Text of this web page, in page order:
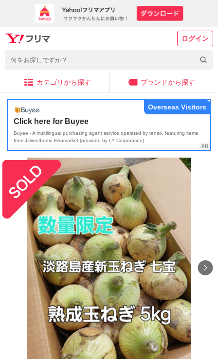
ログイン
カテゴリから探す ブランドから探す
Click here for Buyee
Buyee - A multilingual purchasing agent service operated by tenso, featuring items
from JDirectItems Fleamarket (provided by LY Corporation)
Overseas Visitors